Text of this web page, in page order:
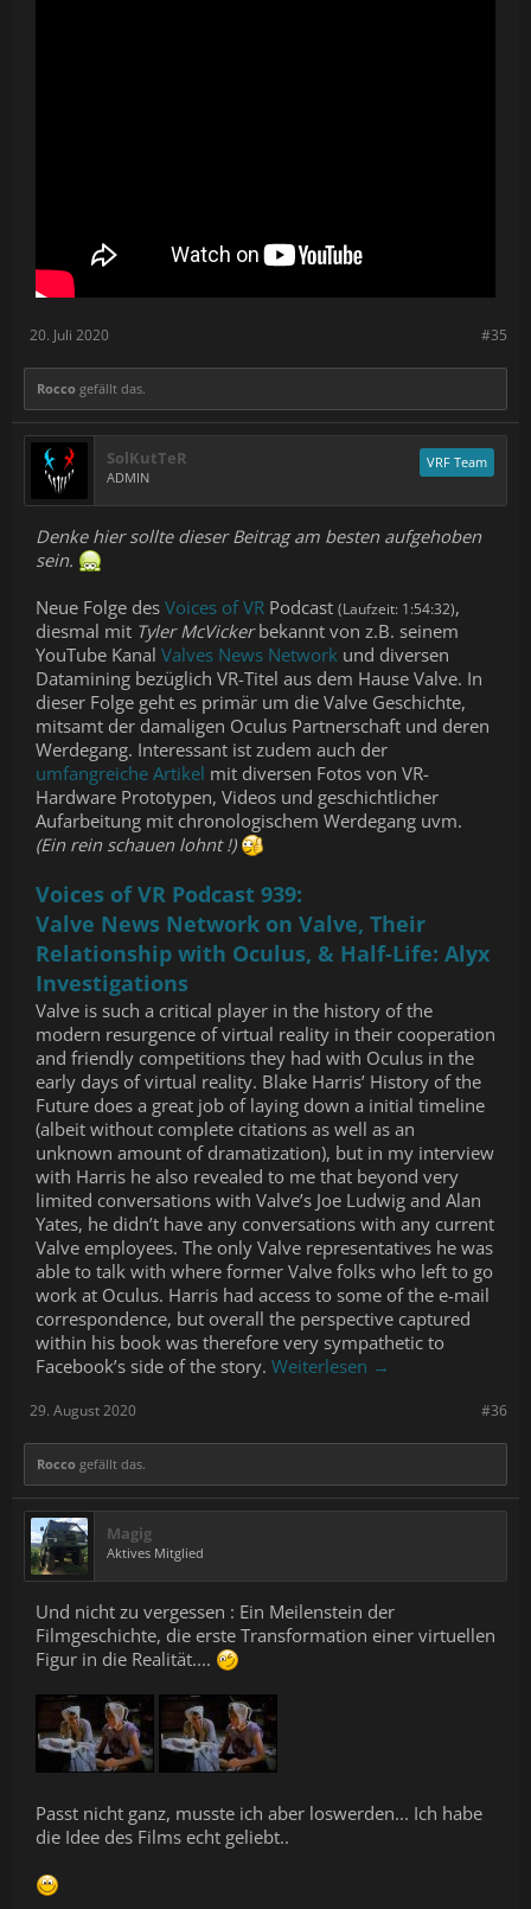
#35
20. Juli 2020
Rocco gefällt das.
SolKutTeR
ADMIN
VRF Team
Denke hier sollte dieser Beitrag am besten aufgehoben
sein.
Neue Folge des Voices of VR Podcast (Laufzeit: 1:54:32),
diesmal mit Tyler McVickerbekannt von z.B. seinem
YouTube Kanal Valves News Network und diversen
Datamining bezüglich VR-Titel aus dem Hause Valve. In
dieser Folge geht es primär um die Valve Geschichte,
mitsamt der damaligen Oculus Partnerschaft und deren
Werdegang. Interessant ist zudem auch der
umfangreiche Artikel mit diversen Fotos von VR-
Hardware Prototypen, Videos und geschichtlicher
Aufarbeitung mit chronologischem Werdegang uvm.
(Ein rein schauen lohnt !)
Voices of VR Podcast 939:
Valve News Network on Valve, Their
Relationship with Oculus, & Half-Life: Alyx
Investigations
Valve is such a critical player in the history of the
modern resurgence of virtual reality in their cooperation
and friendly competitions they had with Oculus in the
early days of virtual reality. Blake Harris’ History of the
Future does a great job of laying down a initial timeline
(albeit without complete citations as well as an
unknown amount of dramatization), but in my interview
with Harris he also revealed to me that beyond very
limited conversations with Valve’s Joe Ludwig and Alan
Yates, he didn’t have any conversations with any current
Valve employees. The only Valve representatives he was
able to talk with where former Valve folks who left to go
work at Oculus. Harris had access to some of the e-mail
correspondence, but overall the perspective captured
within his book was therefore very sympathetic to
Facebook’s side of the story. Weiterlesen →
#36
29. August 2020
Rocco gefällt das.
Magig
Aktives Mitglied
Und nicht zu vergessen : Ein Meilenstein der
Filmgeschichte, die erste Transformation einer virtuellen
Figur in die Realität....
Passt nicht ganz, musste ich aber loswerden... Ich habe
die Idee des Films echt geliebt..